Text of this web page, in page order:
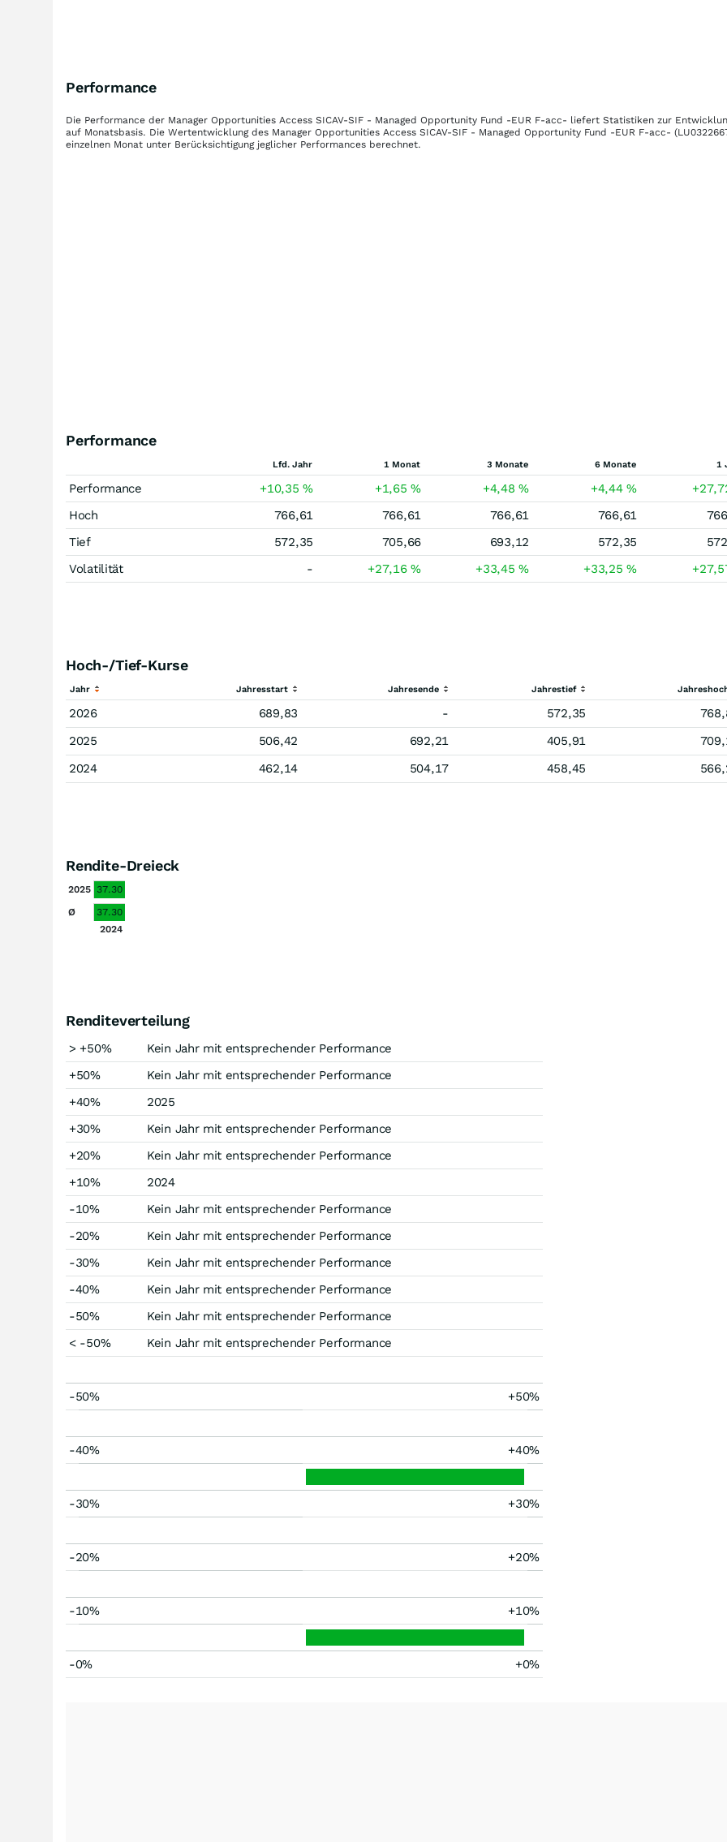
Performance
Die Performance der Manager Opportunities Access SICAV-SIF - Managed Opportunity Fund -EUR F-acc- liefert Statistiken zur
auf Monatsbasis. Die Wertentwicklung des Manager Opportunities Access SICAV-SIF - Managed Opportunity Fund -EUR F-acc-
einzelnen Monat unter Berücksichtigung jeglicher Performances berechnet.
Performance
Lfd. Jahr 1 Monat 3 Monate 6 Monate 1
Performance +10,35% +1,65% +4,48% +4,44%
Hoch
766,61 766,61 766,61 766,61
Tief
572,35 705,66 693,12 572,35
Volatilität
- +27,16% +33,45% +33,25%
Hoch-/Tief-Kurse
Jahr Jahresstart Jahresende Jahrestief
2026 689,83 - 572,35
2025
506,42 692,21 405,91
2024
462,14 504,17 458,45
Rendite-Dreieck
2025 37.30
Ø
37.30
2024
Renditeverteilung
> +50%
Kein Jahr mit entsprechender Performance
+50%
Kein Jahr mit entsprechender Performance
+40%
2025
+30%
Kein Jahr mit entsprechender Performance
+20%
Kein Jahr mit entsprechender Performance
+10%
2024
-10%
Kein Jahr mit entsprechender Performance
-20%
Kein Jahr mit entsprechender Performance
-30%
Kein Jahr mit entsprechender Performance
-40%
Kein Jahr mit entsprechender Performance
-50%
Kein Jahr mit entsprechender Performance
< -50%
Kein Jahr mit entsprechender Performance
-50% +50%
-40% +40%
-30% +30%
-20% +20%
-10% +10%
-0% +0%